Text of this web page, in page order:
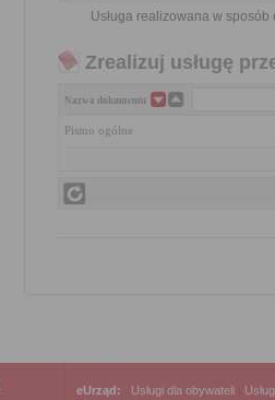
Usługa realizowana w sposób
Zrealizuj usługę
Nazwa dokumentu
Pismo ogólne
eUrząd: Usługi dla obywateli